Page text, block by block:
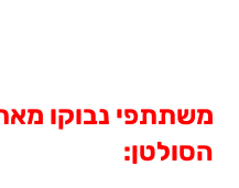
משתתפי נבוקו
הסולטן: